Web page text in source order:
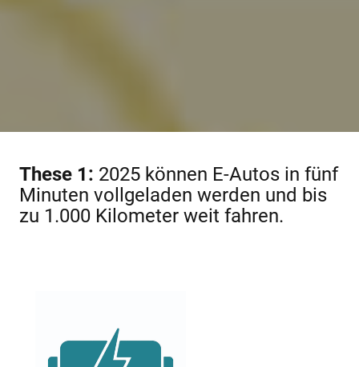
These 1: 2025 können E-Autos in fünf
Minuten vollgeladen werden und bis
zu 1.000 Kilometer weit fahren.